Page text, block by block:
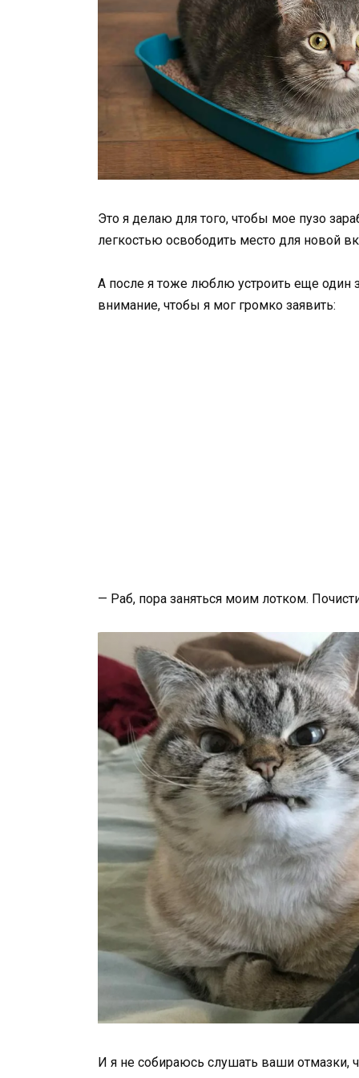
Это я делаю для того, чтобы мое пузо
легкостью освободить место для новой
А после я тоже люблю устроить еще один
внимание, чтобы я мог громко заявить:
— Раб, пора заняться моим лотком.
И я не собираюсь слушать ваши отмазки,